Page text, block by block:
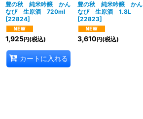
豊の秋 純米吟醸 かん
なび 生原酒 720ml
[22824]
1,925円 (税込)
カートに入れる
豊の秋 純米吟醸 かん
なび 生原酒 1.8L
[22823]
3,610 円(税込)